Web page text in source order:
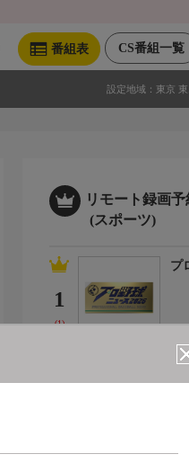
CS番組一覧
番組表
設定地域： 東京
リモート録画
(スポーツ)
1
(1)
プ